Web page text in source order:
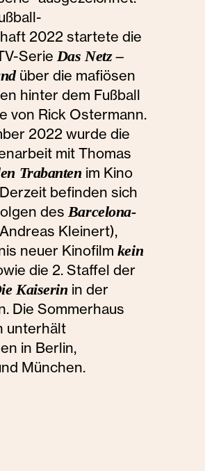
2022 startete die
Serie Das Netz –
über die mafiösen
hinter dem Fußball
von Rick Ostermann.
2022 wurde die
mit Thomas
Trabanten im Kino
befinden sich
desBarcelona-
Kleinert),
neuer Kinofilm kein
die 2. Staffel der
Kaiserin in der
Die Sommerhaus
unterhält
in Berlin,
München.